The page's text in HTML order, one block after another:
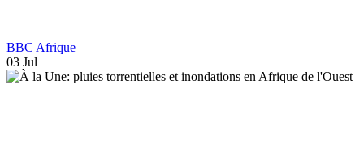
BBC Afrique
03 Jul